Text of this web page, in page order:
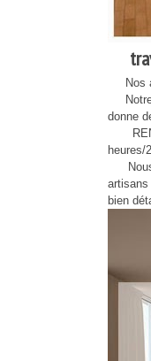
Nos
Notre
donne
heures/
Nous
bien